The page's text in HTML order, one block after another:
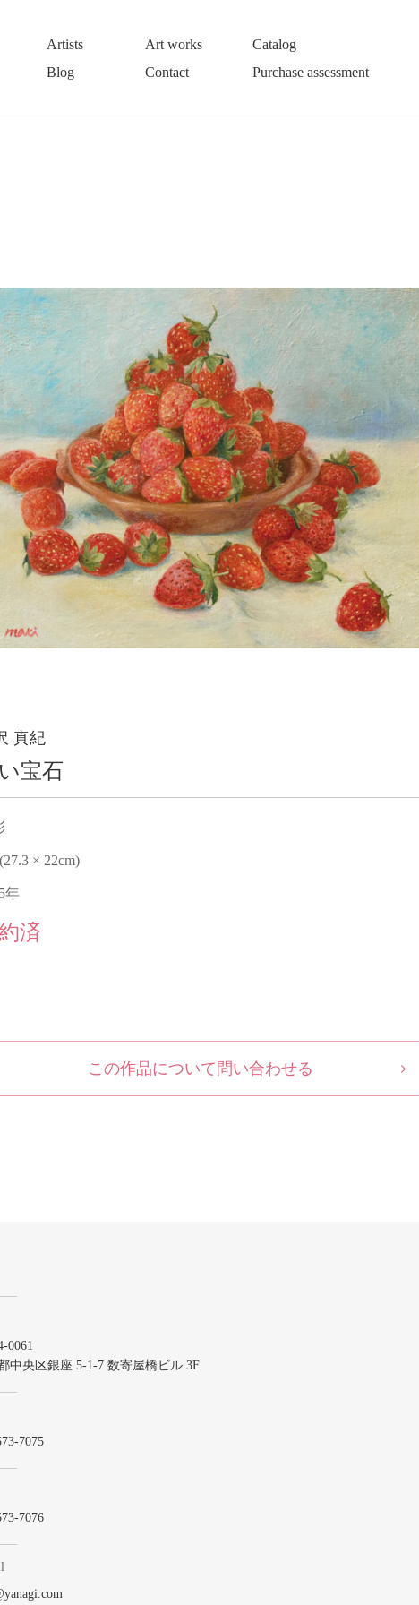
Artists Art works
Catalog
Blog
Contact Purchase assessment
真紀
宝石
× 22cm)
年
済
この作品について問い合わせる
0061
中央区銀座 5-1-7 数寄屋橋ビル 3F
7075
7076